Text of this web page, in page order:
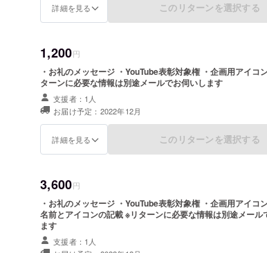
詳細を見る このリターンを選択する
1,200円
・お礼のメッセージ ・YouTube表彰対象権 ・企画用アイコンリ
ターンに必要な情報は別途メールでお伺いします
支援者：1人
お届け予定：2022年12月
詳細を見る このリターンを選択する
3,600円
・お礼のメッセージ ・YouTube表彰対象権 ・企画用アイコ
名前とアイコンの記載 ※リターンに必要な情報は別途メールでお伺いし
ます
支援者：1人